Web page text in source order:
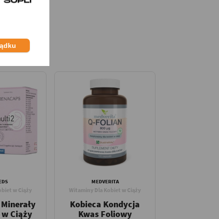
w Ciąży
Ciąży
MEDVERITA
Witaminy Dla Kobiet w Ciąży
Kobieca Kondycja
Kwas Foliowy